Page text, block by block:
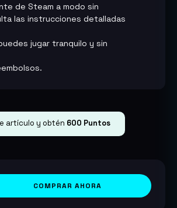
de Steam a modo sin
las instrucciones detalladas
jugar tranquilo y sin
artículo y obtén 600 Puntos
COMPRAR AHORA